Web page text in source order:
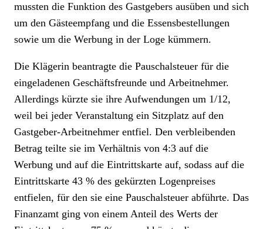
mussten die Funktion des Gastgebers ausüben und sich
um den Gästeempfang und die Essensbestellungen
sowie um die Werbung in der Loge kümmern.
Die Klägerin beantragte die Pauschalsteuer für die
eingeladenen Geschäftsfreunde und Arbeitnehmer.
Allerdings kürzte sie ihre Aufwendungen um 1/12,
weil bei jeder Veranstaltung ein Sitzplatz auf den
Gastgeber-Arbeitnehmer entfiel. Den verbleibenden
Betrag teilte sie im Verhältnis von 4:3 auf die
Werbung und auf die Eintrittskarte auf, sodass auf die
Eintrittskarte 43 % des gekürzten Logenpreises
entfielen, für den sie eine Pauschalsteuer abführte. Das
Finanzamt ging von einem Anteil des Werts der